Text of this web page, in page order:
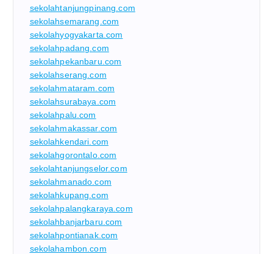
sekolahtanjungpinang.com
sekolahsemarang.com
sekolahyogyakarta.com
sekolahpadang.com
sekolahpekanbaru.com
sekolahserang.com
sekolahmataram.com
sekolahsurabaya.com
sekolahpalu.com
sekolahmakassar.com
sekolahkendari.com
sekolahgorontalo.com
sekolahtanjungselor.com
sekolahmanado.com
sekolahkupang.com
sekolahpalangkaraya.com
sekolahbanjarbaru.com
sekolahpontianak.com
sekolahambon.com